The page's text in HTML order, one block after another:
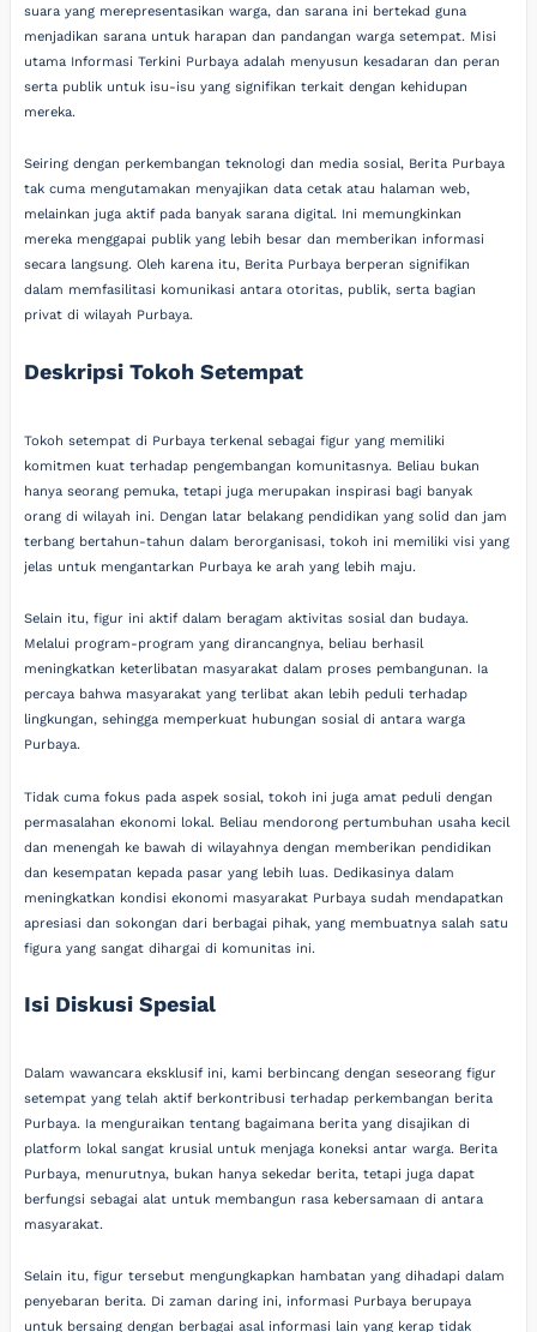
suara yang merepresentasikan warga, dan sarana ini bertekad guna
menjadikan sarana untuk harapan dan pandangan warga setempat. Misi
utama Informasi Terkini Purbaya adalah menyusun kesadaran dan peran
serta publik untuk isu-isu yang signifikan terkait dengan kehidupan
mereka.
Seiring dengan perkembangan teknologi dan media sosial, Berita Purbaya
tak cuma mengutamakan menyajikan data cetak atau halaman web,
melainkan juga aktif pada banyak sarana digital. Ini memungkinkan
mereka menggapai publik yang lebih besar dan memberikan informasi
secara langsung. Oleh karena itu, Berita Purbaya berperan signifikan
dalam memfasilitasi komunikasi antara otoritas, publik, serta bagian
privat di wilayah Purbaya.
Deskripsi Tokoh Setempat
Tokoh setempat di Purbaya terkenal sebagai figur yang memiliki
komitmen kuat terhadap pengembangan komunitasnya. Beliau bukan
hanya seorang pemuka, tetapi juga merupakan inspirasi bagi banyak
orang di wilayah ini. Dengan latar belakang pendidikan yang solid dan jam
terbang bertahun-tahun dalam berorganisasi, tokoh ini memiliki visi yang
jelas untuk mengantarkan Purbaya ke arah yang lebih maju.
Selain itu, figur ini aktif dalam beragam aktivitas sosial dan budaya.
Melalui program-program yang dirancangnya, beliau berhasil
meningkatkan keterlibatan masyarakat dalam proses pembangunan. Ia
percaya bahwa masyarakat yang terlibat akan lebih peduli terhadap
lingkungan, sehingga memperkuat hubungan sosial di antara warga
Purbaya.
Tidak cuma fokus pada aspek sosial, tokoh ini juga amat peduli dengan
permasalahan ekonomi lokal. Beliau mendorong pertumbuhan usaha kecil
dan menengah ke bawah di wilayahnya dengan memberikan pendidikan
dan kesempatan kepada pasar yang lebih luas. Dedikasinya dalam
meningkatkan kondisi ekonomi masyarakat Purbaya sudah mendapatkan
apresiasi dan sokongan dari berbagai pihak, yang membuatnya salah satu
figura yang sangat dihargai di komunitas ini.
Isi Diskusi Spesial
Dalam wawancara eksklusif ini, kami berbincang dengan seseorang figur
setempat yang telah aktif berkontribusi terhadap perkembangan berita
Purbaya. Ia menguraikan tentang bagaimana berita yang disajikan di
platform lokal sangat krusial untuk menjaga koneksi antar warga. Berita
Purbaya, menurutnya, bukan hanya sekedar berita, tetapi juga dapat
berfungsi sebagai alat untuk membangun rasa kebersamaan di antara
masyarakat.
Selain itu, figur tersebut mengungkapkan hambatan yang dihadapi dalam
penyebaran berita. Di zaman daring ini, informasi Purbaya berupaya
untuk bersaing dengan berbagai asal informasi lain yang kerap tidak